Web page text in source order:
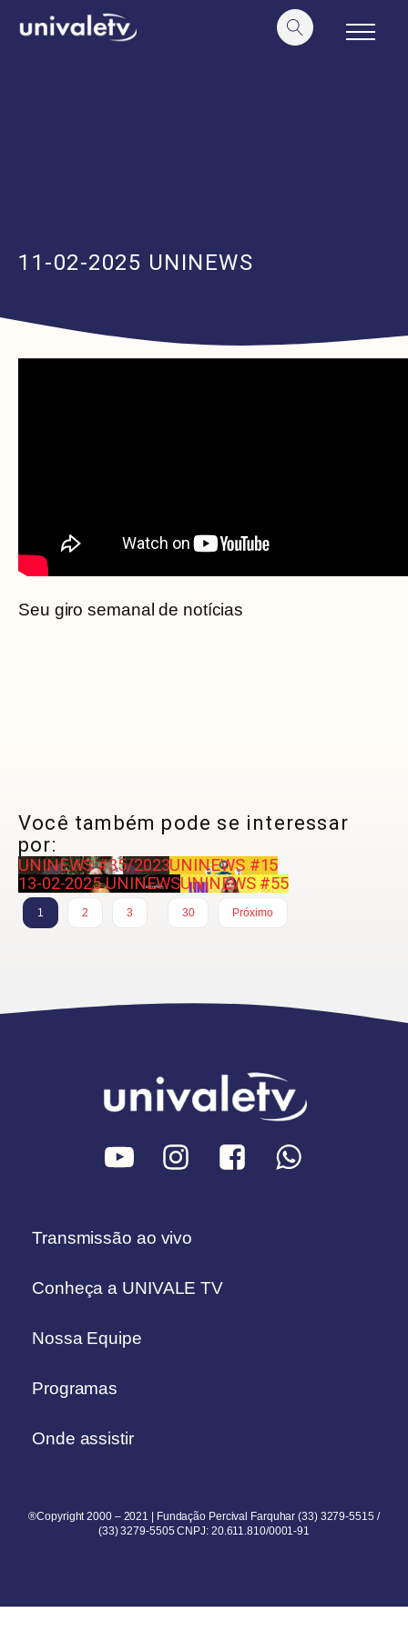
conteúdo
11-02-2025 UNINEWS
Seu giro semanal de notícias
Você também pode se interessar
por:
UNINEWS #35/2023UNINEWS #15
13-02-2025 UNINEWSUNINEWS #55
1 2 3
30
Próximo
Transmissão ao vivo
Conheça a UNIVALE TV
Nossa Equipe
Programas
Onde assistir
®Copyright 2000 – 2021 | Fundação Percival Farquhar (33) 3279-5515 /
(33) 3279-5505 CNPJ: 20.611.810/0001-91